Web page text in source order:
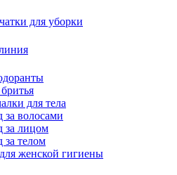
для уборки
для тела
за волосами
за лицом
за телом
женской гигиены